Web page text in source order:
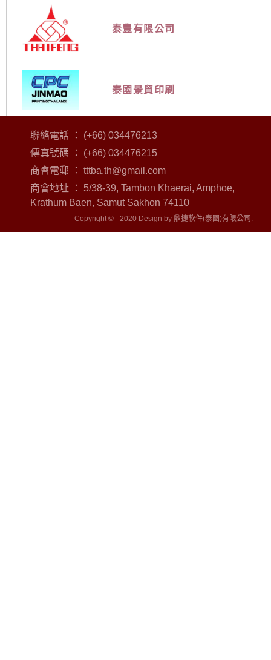
泰豐有限公司
泰國景貿印刷
聯絡電話 ： (+66) 034476213
傳真號碼 ： (+66) 034476215
商會電郵 ： tttba.th@gmail.com
商會地址 ： 5/38-39, Tambon Khaerai, Amphoe,
Krathum Baen, Samut Sakhon 74110
Copyright © - 2020 Design by 鼎捷軟件(泰國)有限公司.